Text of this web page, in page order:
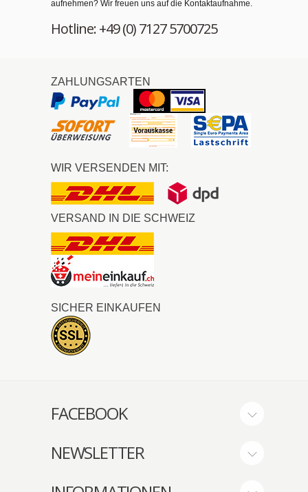
aufnehmen? Wir freuen uns auf die Kontaktaufnahme.
Hotline: +49 (0) 7127 5700725
ZAHLUNGSARTEN
WIR VERSENDEN MIT:
VERSAND IN DIE SCHWEIZ
SICHER EINKAUFEN
FACEBOOK
NEWSLETTER